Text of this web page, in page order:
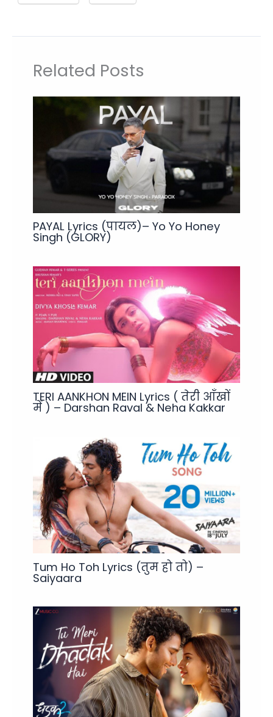
Related Posts
PAYAL Lyrics (पायल)– Yo Yo Honey
Singh (GLORY)
TERI AANKHON MEIN Lyrics ( तेरी आँखों
में ) – Darshan Raval & Neha Kakkar
Tum Ho Toh Lyrics (तुम हो तो) –
Saiyaara